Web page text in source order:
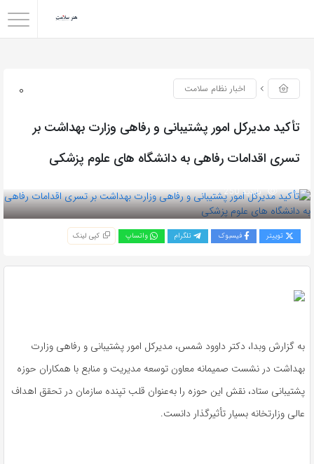
0 اخبار نظام سلامت
تأکید مدیرکل امور پشتیبانی و رفاهی وزارت بهداشت بر
تسری اقدامات رفاهی به دانشگاه های علوم پزشکی
بازدید 250
توییتر فیسبوک تلگرام واتساپ کپی لینک
به گزارش وبدا، دکتر داوود شمس، مدیرکل امور پشتیبانی و رفاهی وزارت
بهداشت در نشست صمیمانه معاون توسعه مدیریت و منابع با همکاران حوزه
پشتیبانی ستاد، نقش این حوزه را به‌عنوان قلب تپنده سازمان در تحقق اهداف
عالی وزارتخانه بسیار تأثیرگذار دانست.